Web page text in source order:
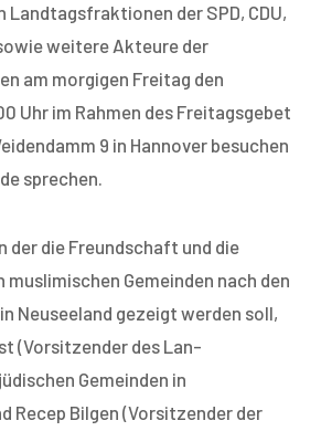
Landtagsfraktionen der SPD, CDU,
weitere Akteure der
am morgigen Freitag den
Uhr im Rahmen des Freitagsgebet
9 in Hannover besuchen
sprechen.
der die Freundschaft und die
Gemeinden nach den
Neuseeland gezeigt werden soll,
(Vorsitzender des Lan-
Gemeinden in
Recep Bilgen (Vorsitzender der